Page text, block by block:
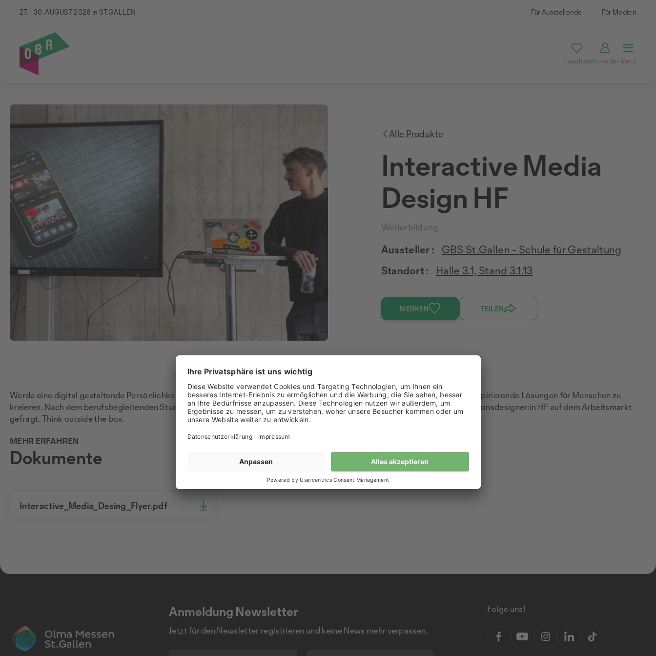
27. - 30. AUGUST 2026 in ST.GALLEN Für Ausstellende Für Medien
FavoritenAnmeldenMenü
Alle Produkte
Interactive Media
Design HF
Weiterbildung
Aussteller :
GBS St.Gallen - Schule für Gestaltung
Standort :
Halle 3.1, Stand 3.1.13
MERKEN TEILEN
Werde eine digital gestaltende Persönlichkeit, die sich berufen fühlt, mit kreativer Intelligenz und einem Blick für das Detail, inspirierende Lösungen für Menschen zu
kreieren. Nach dem berufsbegleitenden Studium in dem sich schnell entwickelnden Zukunftsfeld bist du als Dipl. Kommunikationsdesigner:in HF auf dem Arbeitsmarkt
gefragt. Think outside the box.
MEHR ERFAHREN
Dokumente
Interactive_Media_Desing_Flyer.pdf
Anmeldung Newsletter
Jetzt für den Newsletter registrieren und keine News mehr verpassen.
Folge uns!